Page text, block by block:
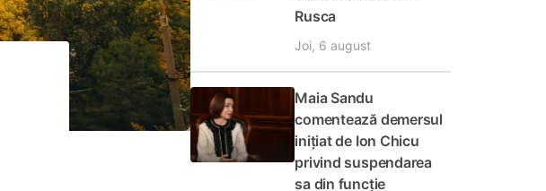
Rusca
Joi, 6 august
Maia Sandu
comentează demersul
inițiat de Ion Chicu
privind suspendarea
sa din funcție